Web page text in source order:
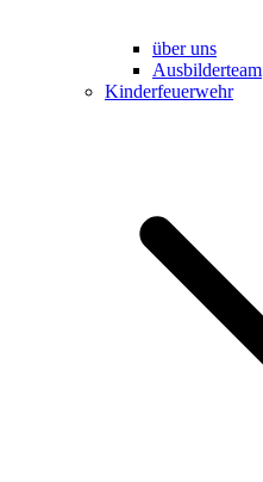
über uns
Ausbilderteam
Kinderfeuerwehr